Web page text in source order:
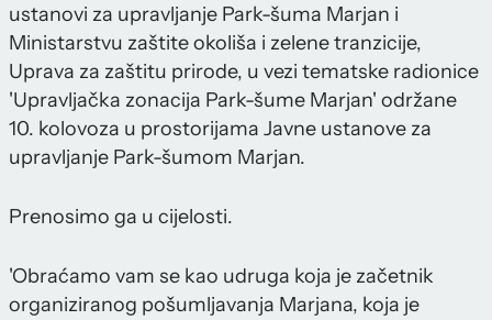
ustanovi za upravljanje Park-šuma Marjan i
Ministarstvu zaštite okoliša i zelene tranzicije,
Uprava za zaštitu prirode, u vezi tematske radionice
'Upravljačka zonacija Park-šume Marjan' održane
10. kolovoza u prostorijama Javne ustanove za
upravljanje Park-šumom Marjan.
Prenosimo ga u cijelosti.
'Obraćamo vam se kao udruga koja je začetnik
organiziranog pošumljavanja Marjana, koja je